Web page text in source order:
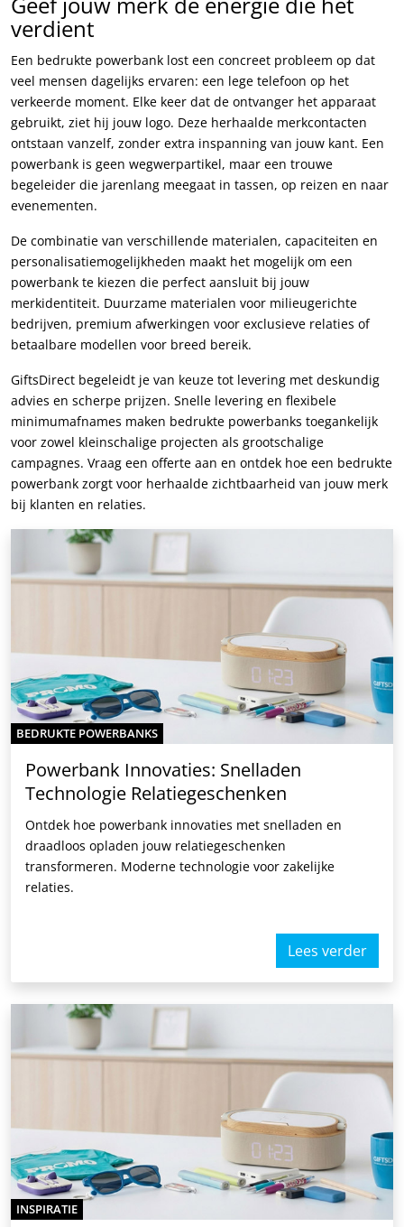
verdient
Een bedrukte powerbank lost een concreet probleem op dat
veel mensen dagelijks ervaren: een lege telefoon op het
verkeerde moment. Elke keer dat de ontvanger het apparaat
gebruikt, ziet hij jouw logo. Deze herhaalde merkcontacten
ontstaan vanzelf, zonder extra inspanning van jouw kant. Een
powerbank is geen wegwerpartikel, maar een trouwe
begeleider die jarenlang meegaat in tassen, op reizen en naar
evenementen.
De combinatie van verschillende materialen, capaciteiten en
personalisatiemogelijkheden maakt het mogelijk om een
powerbank te kiezen die perfect aansluit bij jouw
merkidentiteit. Duurzame materialen voor milieugerichte
bedrijven, premium afwerkingen voor exclusieve relaties of
betaalbare modellen voor breed bereik.
GiftsDirect begeleidt je van keuze tot levering met deskundig
advies en scherpe prijzen. Snelle levering en flexibele
minimumafnames maken bedrukte powerbanks toegankelijk
voor zowel kleinschalige projecten als grootschalige
campagnes. Vraag een offerte aan en ontdek hoe een bedrukte
powerbank zorgt voor herhaalde zichtbaarheid van jouw merk
bij klanten en relaties.
BEDRUKTE POWERBANKS
Powerbank Innovaties: Snelladen
Technologie Relatiegeschenken
Ontdek hoe powerbank innovaties met snelladen en
draadloos opladen jouw relatiegeschenken
transformeren. Moderne technologie voor zakelijke
relaties.
Lees verder
INSPIRATIE